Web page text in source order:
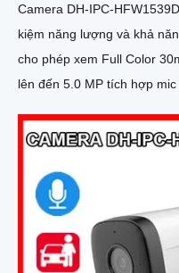
Camera DH-IPC-
kiệm năng lượng và khả
cho phép xem Full Color
lên đến 5.0 MP tích hợp